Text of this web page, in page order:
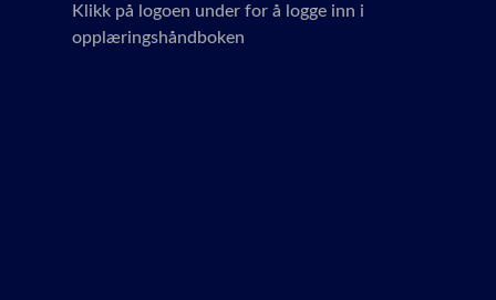
Klikk på logoen under for å logge inn i
opplæringshåndboken